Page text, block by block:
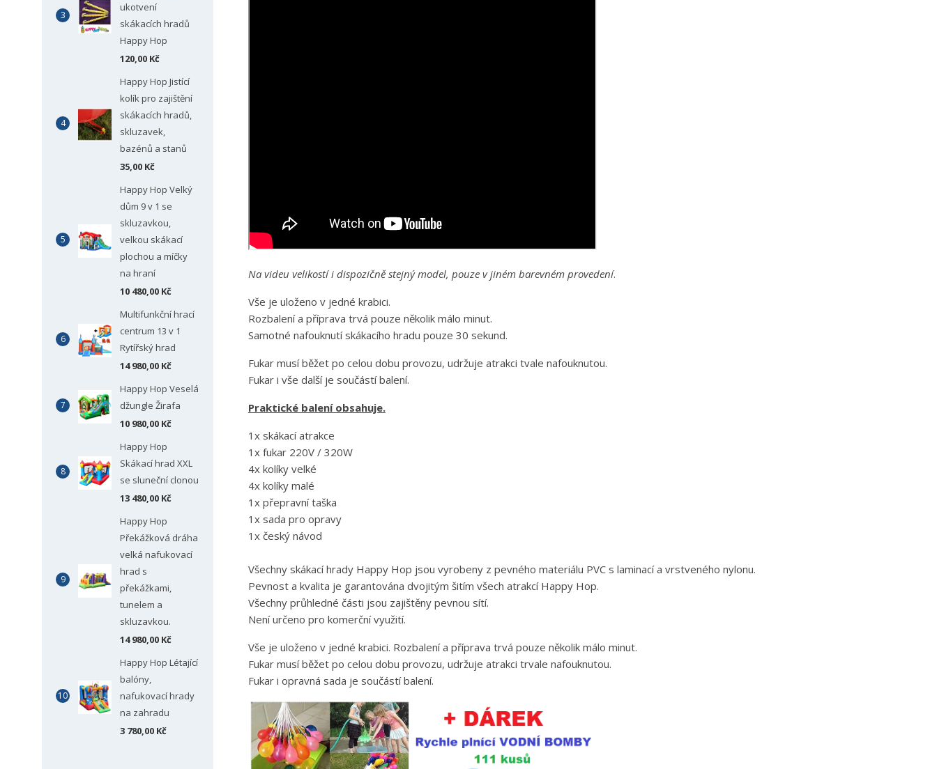
ukotvení
skákacích hradů
Happy Hop
120,00 Kč
Happy Hop Jistící
kolík pro zajištění
skákacích hradů,
skluzavek,
bazénů a stanů
35,00 Kč
Happy Hop Velký
dům 9 v 1 se
skluzavkou,
velkou skákací
plochou a míčky
na hraní
10 480,00 Kč
Multifunkční hrací
centrum 13 v 1
Rytířský hrad
14 980,00 Kč
Happy Hop Veselá
džungle Žirafa
10 980,00 Kč
Happy Hop
Skákací hrad XXL
se sluneční clonou
13 480,00 Kč
Happy Hop
Překážková dráha
velká nafukovací
hrad s
překážkami,
tunelem a
skluzavkou.
14 980,00 Kč
Happy Hop Létající
balóny,
nafukovací hrady
na zahradu
3 780,00 Kč
Na videu velikostí i dispozičně stejný model, pouze v jiném barevném provedení.
Vše je uloženo v jedné krabici.
Rozbalení a příprava trvá pouze několik málo minut.
Samotné nafouknutí skákacího hradu pouze 30 sekund.
Fukar musí běžet po celou dobu provozu, udržuje atrakci tvale nafouknutou.
Fukar i vše další je součástí balení.
Praktické balení obsahuje.
1x skákací atrakce
1x fukar 220V / 320W
4x kolíky velké
4x kolíky malé
1x přepravní taška
1x sada pro opravy
1x český návod
Všechny skákací hrady Happy Hop jsou vyrobeny z pevného materiálu PVC s laminací a vrstveného nylonu.
Pevnost a kvalita je garantována dvojitým šitím všech atrakcí Happy Hop.
Všechny průhledné části jsou zajištěny pevnou sítí.
Není určeno pro komerční využití.
Vše je uloženo v jedné krabici. Rozbalení a příprava trvá pouze několik málo minut.
Fukar musí běžet po celou dobu provozu, udržuje atrakci trvale nafouknutou.
Fukar i opravná sada je součástí balení.
Můj seznam přání
add_circle_outline Vytvořit nový seznam
Vytvořit seznam přání
Název seznamu přání
Přihlásit se
Musíte být přihlášen, abyste si mohli výrobky uložit do svého seznamu
přání.